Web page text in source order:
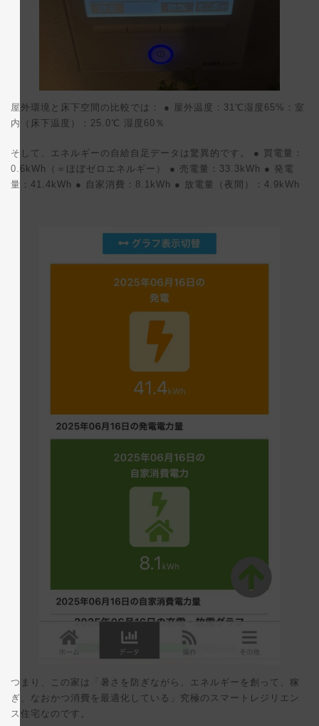
屋外環境と床下空間の比較では： ● 屋外温度：31℃湿度65%：室
内（床下温度）：25.0℃ 湿度60％
そして、エネルギーの自給自足データは驚異的です。 ● 買電量：
0.6kWh（＝ほぼゼロエネルギー） ● 売電量：33.3kWh ● 発電
量：41.4kWh ● 自家消費：8.1kWh ● 放電量（夜間）：4.9kWh
つまり、この家は「暑さを防ぎながら、エネルギーを創って、稼
ぎ、なおかつ消費を最適化している」究極のスマートレジリエン
ス住宅なのです。